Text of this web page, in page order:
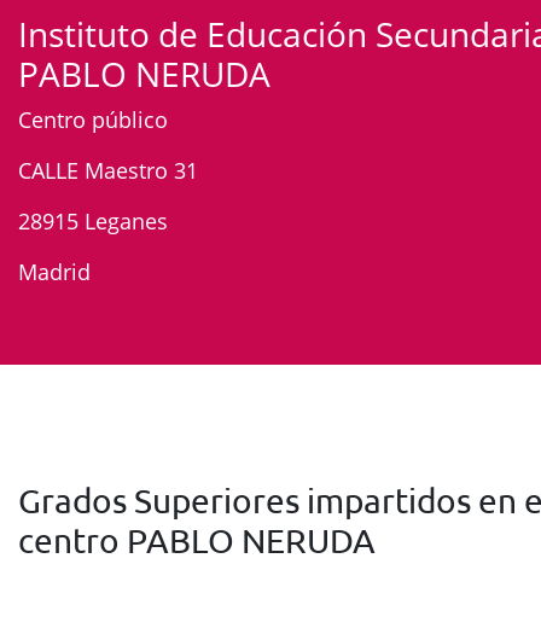
Instituto de Educación
PABLO NERUDA
Centro público
CALLE Maestro 31
28915 Leganes
Madrid
Grados Superiores impartidos en
centro PABLO NERUDA